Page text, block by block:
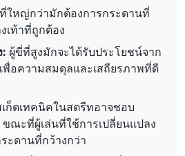
ใหญ่กว่ามักต้องการกระดานที่
เท้าที่ถูกต้อง
ผู้ขี่ที่สูงมักจะได้รับประโยชน์จาก
พื่อความสมดุลและเสถียรภาพที่ดี
เก็ตเทคนิคในสตรีทอาจชอบ
ณะที่ผู้เล่นที่ใช้การเปลี่ยนแปลง
ะดานที่กว้างกว่า